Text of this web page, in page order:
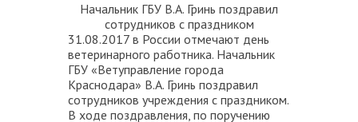
Начальник ГБУ В.А. Гринь поздравил
сотрудников с праздником
31.08.2017 в России отмечают день
ветеринарного работника. Начальник
ГБУ «Ветуправление города
Краснодара» В.А. Гринь поздравил
сотрудников учреждения с праздником.
В ходе поздравления, по поручению